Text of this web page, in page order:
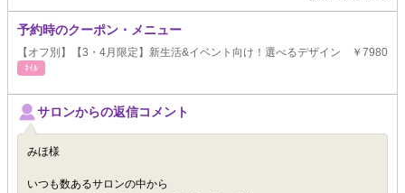
予約時のクーポン・メニュー
【オフ別】【3・4月限定】新生活&イベント向け！選べるデザイン ￥7980
ﾈｲﾙ
サロンからの返信コメント
みほ様
いつも数あるサロンの中から